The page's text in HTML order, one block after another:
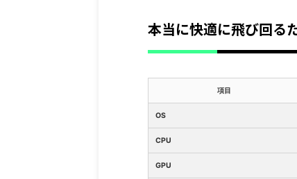
本当に快適に飛び回る
項目
OS
CPU
GPU